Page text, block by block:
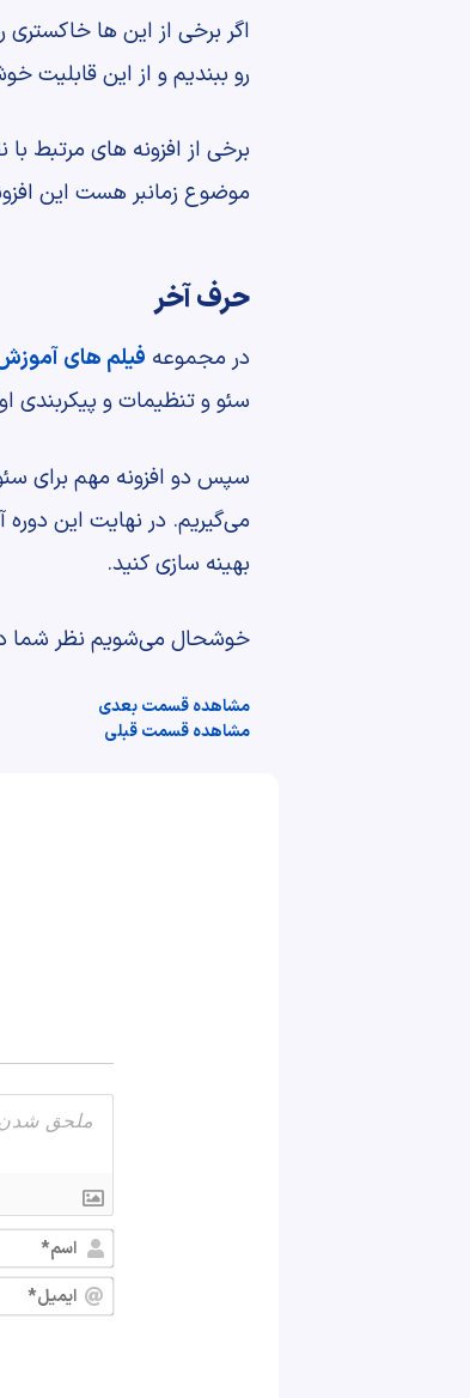
اگر برخی از این ها
رو ببندیم و از این قابلیت
برخی از افزونه های مرتبط
موضوع زمانبر هست این
حرف آخر
در مجموعه فیلم های
سئو و تنظیمات و پیکربندی
می‌گیریم. در نهایت این
بهینه سازی کنید.
خوشحال می‌شویم نظر شما
مشاهده قسمت بعدی
مشاهده قسمت قبلی